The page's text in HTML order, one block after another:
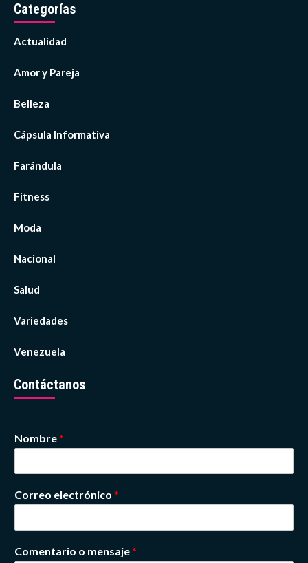
Categorías
Actualidad
Amor y Pareja
Belleza
Cápsula Informativa
Farándula
Fitness
Moda
Nacional
Salud
Variedades
Venezuela
Contáctanos
Nombre*
Correo electrónico *
Comentario o mensaje*